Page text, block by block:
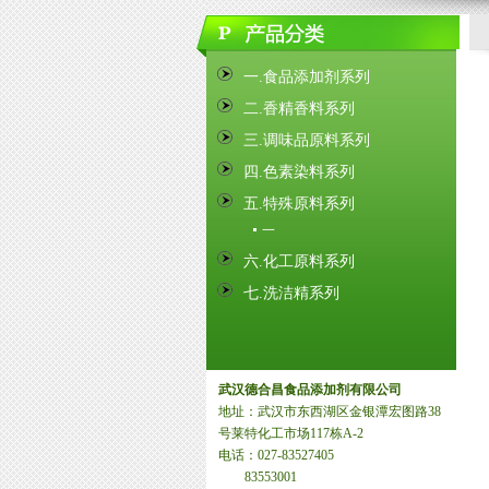
一.食品添加剂系列
二.香精香料系列
三.调味品原料系列
四.色素染料系列
五.特殊原料系列
一
六.化工原料系列
七.洗洁精系列
武汉德合昌食品添加剂有限公司
地址：武汉市东西湖区金银潭宏图路38
号莱特化工市场117栋A-2
电话：027-83527405
83553001